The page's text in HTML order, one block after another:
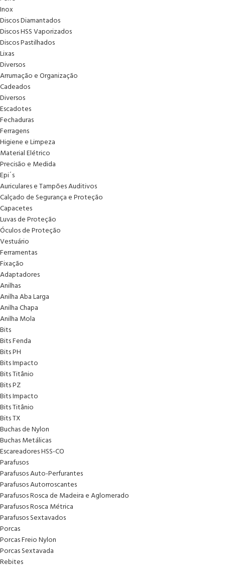
Inox
Discos Diamantados
Discos HSS Vaporizados
Discos Pastilhados
Lixas
Diversos
Arrumação e Organização
Cadeados
Diversos
Escadotes
Fechaduras
Ferragens
Higiene e Limpeza
Material Elétrico
Precisão e Medida
Epi´s
Auriculares e Tampões Auditivos
Calçado de Segurança e Proteção
Capacetes
Luvas de Proteção
Óculos de Proteção
Vestuário
Ferramentas
Fixação
Adaptadores
Anilhas
Anilha Aba Larga
Anilha Chapa
Anilha Mola
Bits
Bits Fenda
Bits PH
Bits Impacto
Bits Titânio
Bits PZ
Bits Impacto
Bits Titânio
Bits TX
Buchas de Nylon
Buchas Metálicas
Escareadores HSS-CO
Parafusos
Parafusos Auto-Perfurantes
Parafusos Autorroscantes
Parafusos Rosca de Madeira e Aglomerado
Parafusos Rosca Métrica
Parafusos Sextavados
Porcas
Porcas Freio Nylon
Porcas Sextavada
Rebites